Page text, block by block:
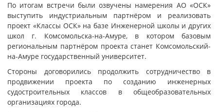
По итогам встречи были озвучены намерения АО «ОСК»
выступить индустриальным партнёром и реализовать
проект «Классы ОСК» на базе Инженерной школы и других
школ г. Комсомольска-на-Амуре, в котором базовым
региональным партнёром проекта станет Комсомольский-
на-Амуре государственный университет.
Стороны договорились продолжить сотрудничество в
продвижении проекта по созданию инженерных
судостроительных классов в общеобразовательных
организациях города.